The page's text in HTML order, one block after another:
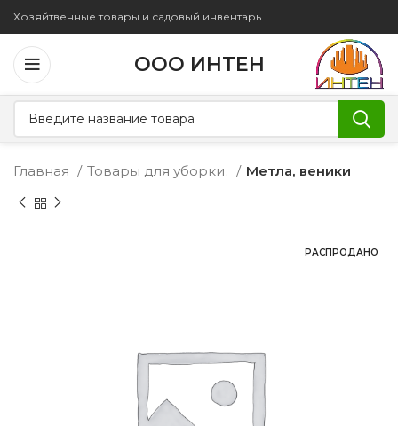
Хозяйтвенные товары и садовый инвентарь
ООО ИНТЕН
Главная Товары для уборки. Метла, веники
РАСПРОДАНО